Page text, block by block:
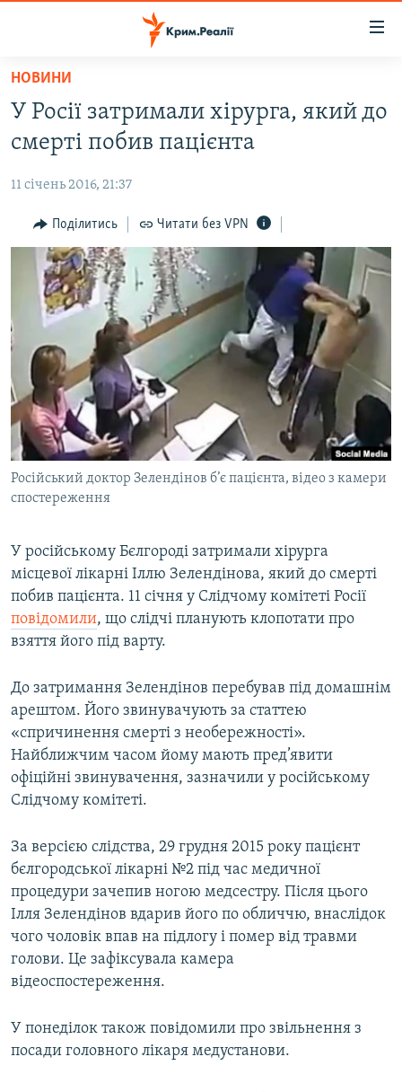
Перейти
основного
матеріалу
Перейти
до
навігації
Перейти
пошуку
ВІДЕО ТА ФОТО
ПОЛІТИКА
БЛОГИ
ПОГЛЯД
ІНТЕРВ'Ю
ВСЕ ЗА ДЕНЬ
СПЕЦПРОЕКТИ
ДЕПОРТАЦІЯ
ВІДЕОУРОКИ «ELIFBE»
СВІДЧЕННЯ ОКУПАЦІЇ
УКРАЇНСЬКА ПРОБЛЕМА КРИМУ
ЯК ОБІЙТИ БЛОКУВАННЯ
Русский
Qırımtatar
Усі сайти RFE/RL
НОВИНИ
У Росії затримали хірурга, який до
смерті побив пацієнта
11 січень 2016, 21:37
Поділитись Читати без VPN
Російський доктор Зелендінов б’є пацієнта, відео з камери
спостереження
У російському Бєлгороді затримали хірурга
місцевої лікарні Іллю Зелендінова, який до смерті
побив пацієнта. 11 січня у Слідчому комітеті Росії
повідомили, що слідчі планують клопотати про
взяття його під варту.
До затримання Зелендінов перебував під домашнім
арештом. Його звинувачують за статтею
«спричинення смерті з необережності».
Найближчим часом йому мають пред’явити
офіційні звинувачення, зазначили у російському
Слідчому комітеті.
За версією слідства, 29 грудня 2015 року пацієнт
бєлгородської лікарні №2 під час медичної
процедури зачепив ногою медсестру. Після цього
Ілля Зелендінов вдарив його по обличчю, внаслідок
чого чоловік впав на підлогу і помер від травми
голови. Це зафіксувала камера
відеоспостереження.
У понеділок також повідомили про звільнення з
посади головного лікаря медустанови.